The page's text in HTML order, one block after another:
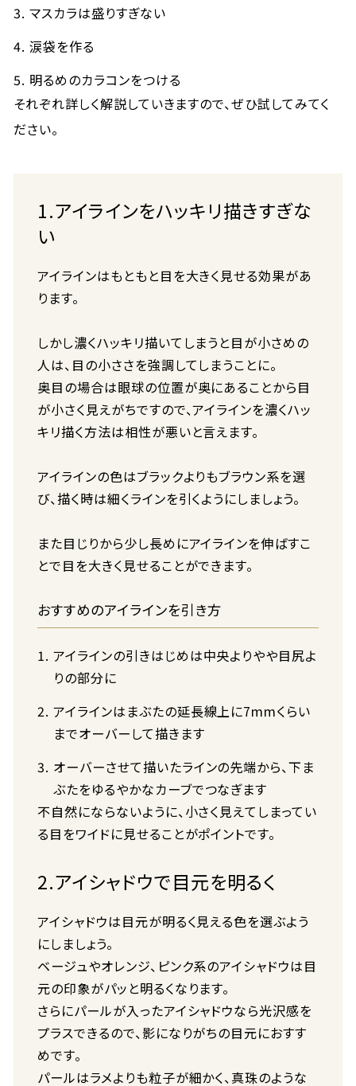
マスカラは盛りすぎない
涙袋を作る
明るめのカラコンをつける
それぞれ詳しく解説していきますので、ぜひ試してみてく
ださい。
1.アイラインをハッキリ描きすぎな
い
アイラインはもともと目を大きく見せる効果があ
ります。
しかし濃くハッキリ描いてしまうと目が小さめの
人は、目の小ささを強調してしまうことに。
奥目の場合は眼球の位置が奥にあることから目
が小さく見えがちですので、アイラインを濃くハッ
キリ描く方法は相性が悪いと言えます。
アイラインの色はブラックよりもブラウン系を選
び、描く時は細くラインを引くようにしましょう。
また目じりから少し長めにアイラインを伸ばすこ
とで目を大きく見せることができます。
おすすめのアイラインを引き方
アイラインの引きはじめは中央よりやや目尻よ
りの部分に
アイラインはまぶたの延長線上に7mmくらい
までオーバーして描きます
オーバーさせて描いたラインの先端から、下ま
ぶたをゆるやかなカーブでつなぎます
不自然にならないように、小さく見えてしまってい
る目をワイドに見せることがポイントです。
2.アイシャドウで目元を明るく
アイシャドウは目元が明るく見える色を選ぶよう
にしましょう。
ベージュやオレンジ、ピンク系のアイシャドウは目
元の印象がパッと明るくなります。
さらにパールが入ったアイシャドウなら光沢感を
プラスできるので、影になりがちの目元におすす
めです。
パールはラメよりも粒子が細かく、真珠のような